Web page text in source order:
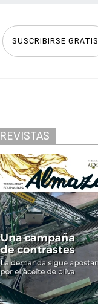
SUSCRIBIRSE GRATIS
REVISTAS